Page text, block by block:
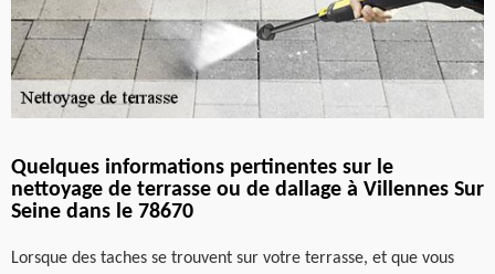
Quelques informations pertinentes sur le
nettoyage de terrasse ou de dallage à Villennes Sur
Seine dans le 78670
Lorsque des taches se trouvent sur votre terrasse, et que vous